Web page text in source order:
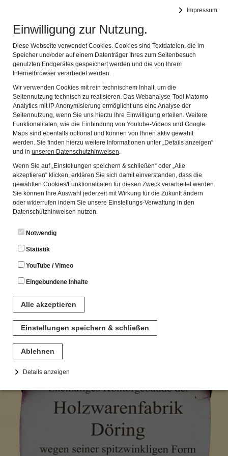
Impressum
Einwilligung zur Nutzung.
Diese Webseite verwendet Cookies. Cookies sind Textdateien, die im
Speicher und/oder auf einem Datenträger Ihres zum Seitenbesuch
genutzten Endgerätes gespeichert werden und die von Ihrem
Internetbrowser verarbeitet werden.
Wir verwenden Cookies mit rein technischem Inhalt, um die
Seitennutzung technisch zu realisieren. Das Webanalyse-Tool Matomo
Analytics mit IP Anonymisierung ermöglicht uns eine Analyse der
Seitennutzung, wenn Sie uns hierzu Ihre Einwilligung erteilen. Weitere
Funktionalitäten, wie die Einbindung von Youtube-Videos und Google
Maps sind ebenfalls optional und können von Ihnen aktiv gewählt
werden. Sie finden hierzu weitere Informationen unter „Details anzeigen“
und in unseren Datenschutzhinweisen.
Wenn Sie auf „Einstellungen speichern & schließen“ oder „Alle
akzeptieren“ klicken, erklären Sie sich damit einverstanden, dass die
gewählten Cookies/Funktionalitäten für diesen Zweck verarbeitet werden.
Sie können Ihre Auswahl jederzeit mit Wirkung für die Zukunft ändern
oder widerrufen indem Sie unsere Einstellungs-Verwaltung in den
Datenschutzhinweisen nutzen.
Notwendig
Statistik
YouTube / Vimeo
Eingebundene Inhalte
Alle akzeptieren
Einstellungen speichern & schließen
Ablehnen
Details anzeigen
Notwendig
Diese Cookies sind für den Betrieb der Seite unbedingt notwendig.
Hierbei werden keinerlei personenbezogenen Daten gespeichert.
Lediglich eine anonyme Session-ID wird hinterlegt.
Altstadtbummel - von Punkt zu Punkt
Laufer Stadtgeschichte an der Pegnitz
Wenzelburg
Reichel´sche Schleif
Felsenkeller
Felsenkeller interaktiv
Turmstube interaktiv
Forsthaus an der Burg
Altstadtbummel ̶ von
Schild zu Schild